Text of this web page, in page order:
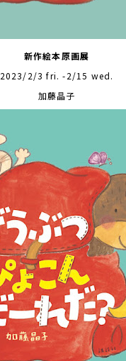
新作絵本原画展
2023/2/3 fri. -2/15 wed.
加藤晶子